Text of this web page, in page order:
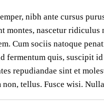
nibh ante cursus
montes, nascetur
Cum sociis natoque
fermentum quis, suscipit
repudiandae sint et
tellus. Fusce wisi.